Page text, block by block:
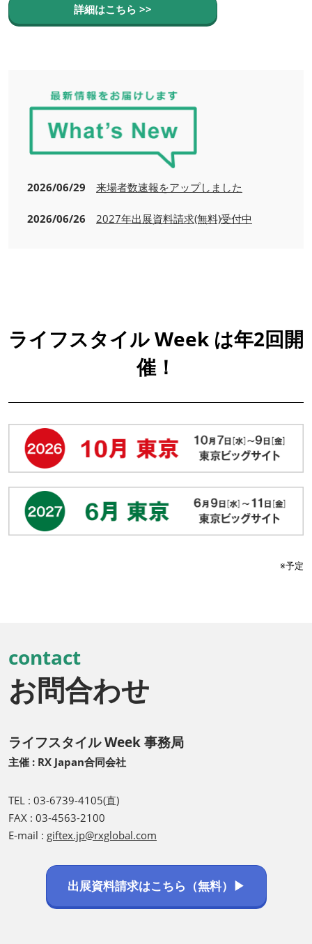
詳細はこちら >>
2026/06/29 来場者数速報をアップしました
2026/06/26 2027年出展資料請求(無料)受付中
ライフスタイル Week は年2回開
催！
※予定
contact
お問合わせ
ライフスタイル Week 事務局
主催 : RX Japan合同会社
TEL : 03-6739-4105(直)
FAX : 03-4563-2100
E-mail : giftex.jp@rxglobal.com
出展資料請求はこちら（無料）▶